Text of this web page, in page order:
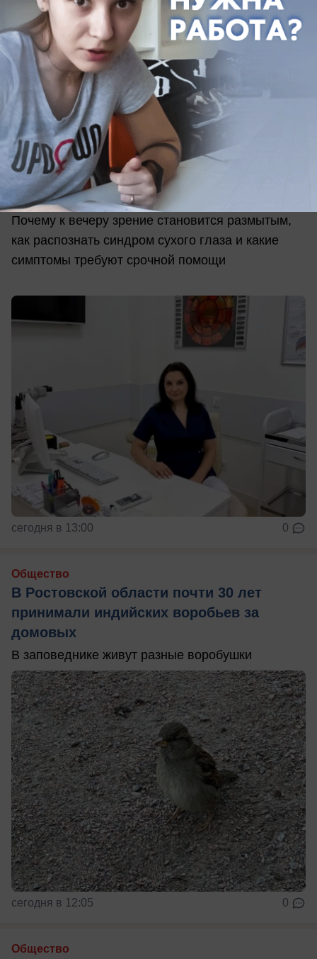
сегодня в 14:00
Общество
Телефоны делают нас слепыми?
Офтальмолог рассказала, что
происходит с глазами ростовчан
Почему к вечеру зрение становится размытым,
как распознать синдром сухого глаза и какие
симптомы требуют срочной помощи
сегодня в 13:00 0
Общество
В Ростовской области почти 30 лет
принимали индийских воробьев за
домовых
В заповеднике живут разные воробушки
сегодня в 12:05 0
Общество